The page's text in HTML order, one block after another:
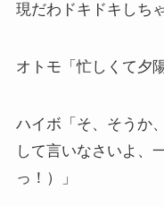
現だわドキドキしち
オトモ「忙しくて夕
ハイボ「そ、そうか
して言いなさいよ、
っ！）」